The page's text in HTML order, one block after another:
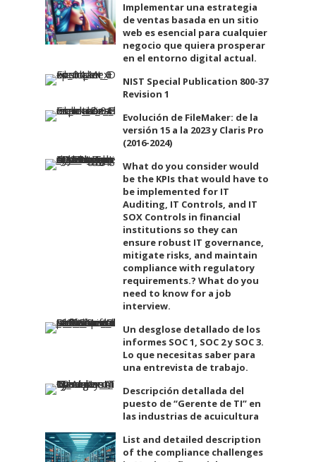
Implementar una estrategia
de ventas basada en un sitio
web es esencial para cualquier
negocio que quiera prosperar
en el entorno digital actual.
NIST Special Publication 800-37
Revision 1
Evolución de FileMaker: de la
versión 15 a la 2023 y Claris Pro
(2016-2024)
What do you consider would
be the KPIs that would have to
be implemented for IT
Auditing, IT Controls, and IT
SOX Controls in financial
institutions so they can
ensure robust IT governance,
mitigate risks, and maintain
compliance with regulatory
requirements.? What do you
need to know for a job
interview.
Un desglose detallado de los
informes SOC 1, SOC 2 y SOC 3.
Lo que necesitas saber para
una entrevista de trabajo.
Descripción detallada del
puesto de “Gerente de TI” en
las industrias de acuicultura
List and detailed description
of the compliance challenges